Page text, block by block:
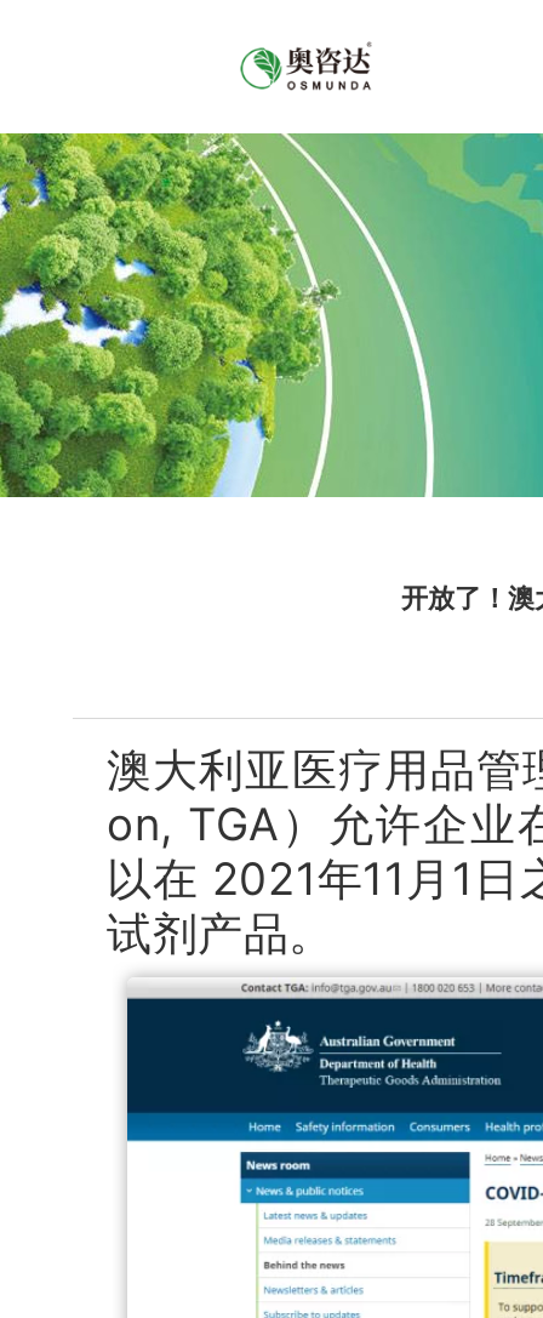
开放了！澳
澳大利亚医疗用品
on, TGA）允许企业
以在 2021年11月1
试剂产品。